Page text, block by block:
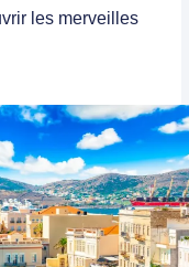
les merveilles